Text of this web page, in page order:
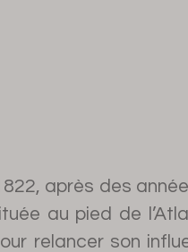
après des
au pied de
relancer son